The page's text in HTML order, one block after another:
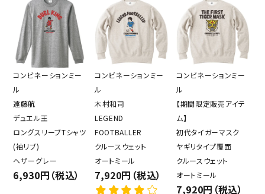
コンビネーションミー
ル
遠藤航
デュエル王
ロングスリーブTシャツ
(袖リブ)
ヘザーグレー
6,930円（税込）
コンビネーションミー
ル
木村和司
LEGEND
FOOTBALLER
クルースウェット
オートミール
7,920円（税込）
コンビネーションミー
ル
【期間限定販売アイテ
ム】
初代タイガーマスク
ヤギリタイプ覆面
クルースウェット
オートミール
7,920円（税込）